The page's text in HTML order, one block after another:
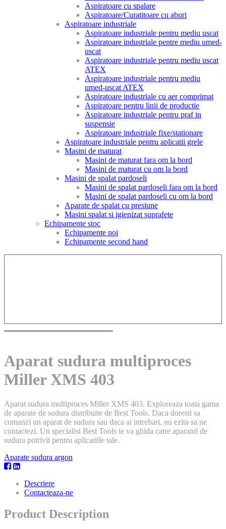
Aspiratoare cu spalare
Aspiratoare/Curatitoare cu aburi
Aspiratoare industriale
Aspiratoare industriale pentru mediu uscat
Aspiratoare industriale pentre mediu umed-
uscat
Aspiratoare industriale pentru mediu uscat
ATEX
Aspiratoare industriale pentru mediu
umed-uscat ATEX
Aspiratoare industriale cu aer comprimat
Aspiratoare pentru linii de productie
Aspiratoare industriale pentru praf in
suspensie
Aspiratoare industriale fixe/stationare
Aspiratoare industriale pentru aplicatii grele
Masini de maturat
Masini de maturat fara om la bord
Masini de maturat cu om la bord
Masini de spalat pardoseli
Masini de spalat pardoseli fara om la bord
Masini de spalat pardoseli cu om la bord
Aparate de spalat cu presiune
Masini spalat si igienizat suprafete
Echipamente stoc
Echipamente noi
Echipamente second hand
Aparat sudura multiproces
Miller XMS 403
Aparat sudura multiproces Miller XMS 403. Exploreaza toata gama
de aparate de sudura distribuite de Best Tools. Daca doresti sa
comanzi un aparat de sudura sau daca ai intrebari, nu ezita sa ne
contactezi. Un specialist Best Tools te va ghida catre aparatul de
sudura potrivit pentru aplicatiile tale.
Aparate sudura argon
Descriere
Contacteaza-ne
Product Description